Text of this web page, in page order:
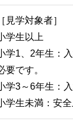
見学対象者］
学生以上
学1、2年生：
要です。
学3～6年生：
学生未満：安